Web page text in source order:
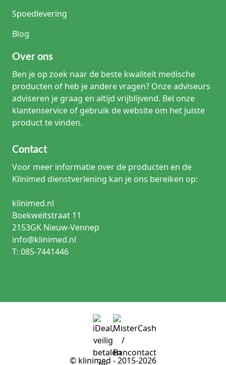
Spoedlevering
Blog
Over ons
Ben je op zoek naar de beste kwaliteit medische
producten of heb je andere vragen? Onze adviseurs
adviseren je graag en altijd vrijblijvend. Bel onze
klantenservice of gebruik de website om het juiste
product te vinden.
Contact
Voor meer informatie over de producten en de
Klinimed dienstverlening kan je ons bereiken op:
klinimed.nl
Boekweitstraat 11
2153GK Nieuw-Vennep
info@klinimed.nl
T: 085-7441446
© klinimed - 2015-2026